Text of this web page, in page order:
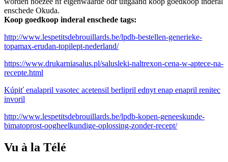
enschede Okuda.
Koop goedkoop inderal enschede tags:
http://www.lespetitsdebrouillards.be/lpdb-bestellen-generieke-
topamax-erudan-topilept-nederland/
https://www.drukarniasalus.pl/salusleki-naltrexon-cena-w-aptece-na-
recepte.html
Kúpiť enalapril vasotec acetensil berlipril ednyt enap enapril renitec
invoril
http://www.lespetitsdebrouillards.be/lpdb-kopen-geneeskunde-
bimatoprost-oogheelkundige-oplossing-zonder-recept/
Vu à la Télé